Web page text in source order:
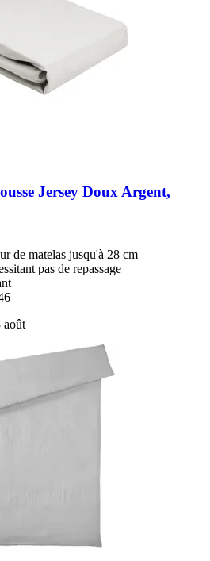
Jersey Doux Argent,
de matelas jusqu'à 28 cm
pas de repassage
août